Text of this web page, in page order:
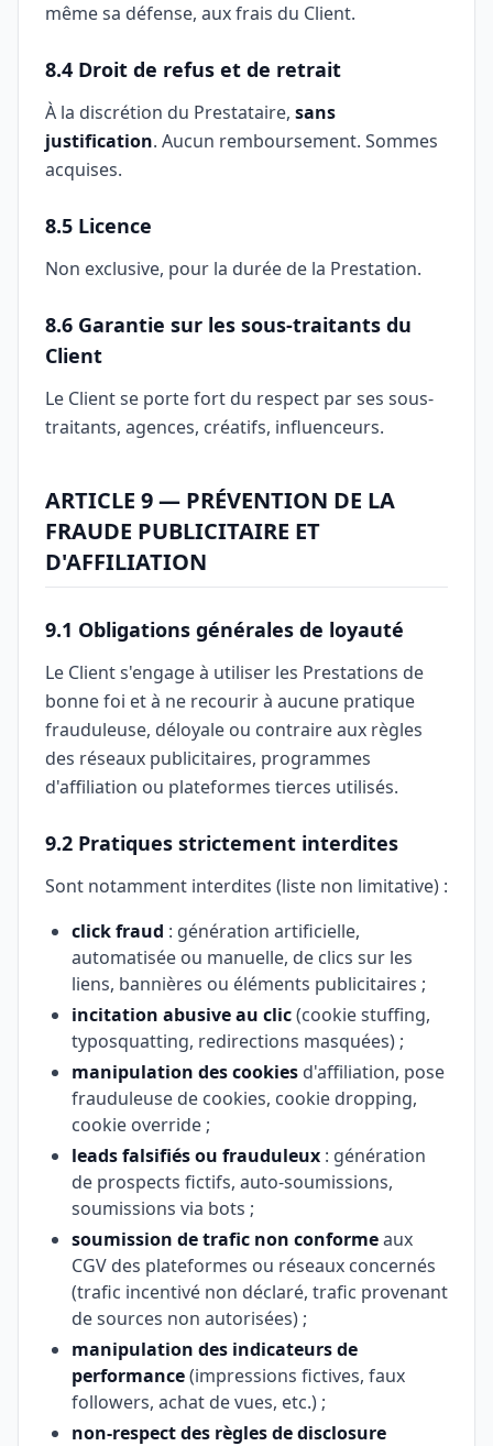
même sa défense, aux frais du Client.
8.4 Droit de refus et de retrait
À la discrétion du Prestataire, sans
justification. Aucun remboursement. Sommes
acquises.
8.5 Licence
Non exclusive, pour la durée de la Prestation.
8.6 Garantie sur les sous-traitants du
Client
Le Client se porte fort du respect par ses sous-
traitants, agences, créatifs, influenceurs.
ARTICLE 9 — PRÉVENTION DE LA
FRAUDE PUBLICITAIRE ET
D'AFFILIATION
9.1 Obligations générales de loyauté
Le Client s'engage à utiliser les Prestations de
bonne foi et à ne recourir à aucune pratique
frauduleuse, déloyale ou contraire aux règles
des réseaux publicitaires, programmes
d'affiliation ou plateformes tierces utilisés.
9.2 Pratiques strictement interdites
Sont notamment interdites (liste non limitative) :
click fraud : génération artificielle,
automatisée ou manuelle, de clics sur les
liens, bannières ou éléments publicitaires ;
incitation abusive au clic(cookie stuffing,
typosquatting, redirections masquées) ;
manipulation des cookies d'affiliation, pose
frauduleuse de cookies, cookie dropping,
cookie override ;
leads falsifiés ou frauduleux : génération
de prospects fictifs, auto-soumissions,
soumissions via bots ;
soumission de trafic non conformeaux
CGV des plateformes ou réseaux concernés
(trafic incentivé non déclaré, trafic provenant
de sources non autorisées) ;
manipulation des indicateurs de
performance(impressions fictives, faux
followers, achat de vues, etc.) ;
non-respect des règles de disclosure